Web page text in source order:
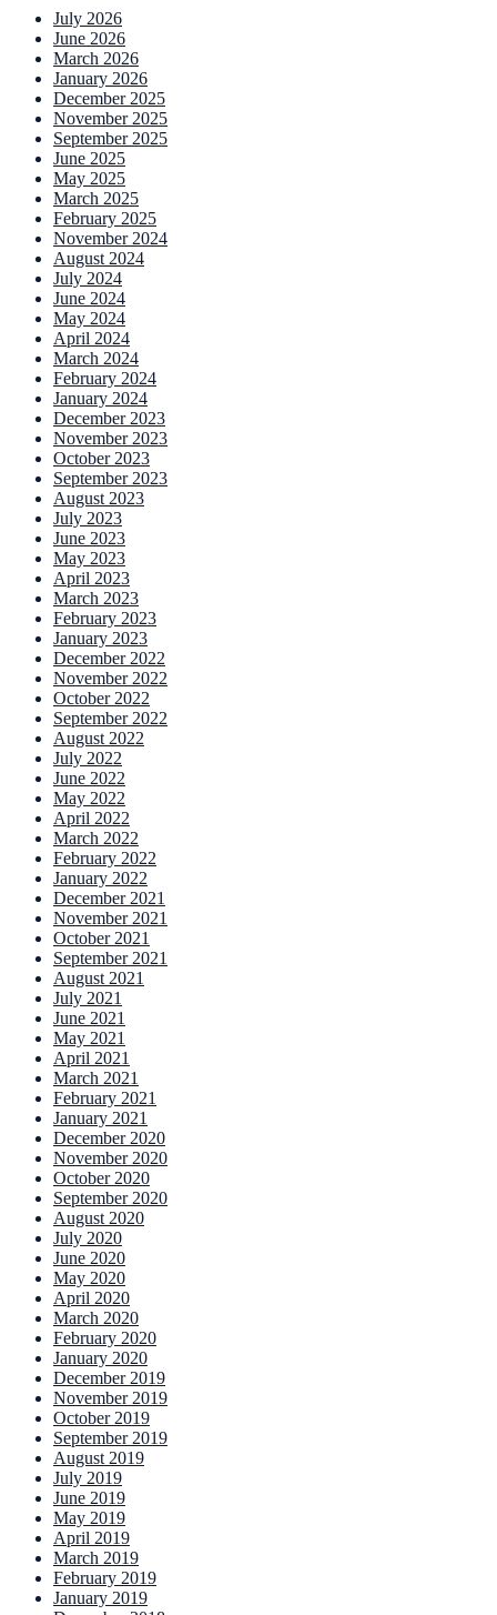
July 2026
June 2026
March 2026
January 2026
December 2025
November 2025
September 2025
June 2025
May 2025
March 2025
February 2025
November 2024
August 2024
July 2024
June 2024
May 2024
April 2024
March 2024
February 2024
January 2024
December 2023
November 2023
October 2023
September 2023
August 2023
July 2023
June 2023
May 2023
April 2023
March 2023
February 2023
January 2023
December 2022
November 2022
October 2022
September 2022
August 2022
July 2022
June 2022
May 2022
April 2022
March 2022
February 2022
January 2022
December 2021
November 2021
October 2021
September 2021
August 2021
July 2021
June 2021
May 2021
April 2021
March 2021
February 2021
January 2021
December 2020
November 2020
October 2020
September 2020
August 2020
July 2020
June 2020
May 2020
April 2020
March 2020
February 2020
January 2020
December 2019
November 2019
October 2019
September 2019
August 2019
July 2019
June 2019
May 2019
April 2019
March 2019
February 2019
January 2019